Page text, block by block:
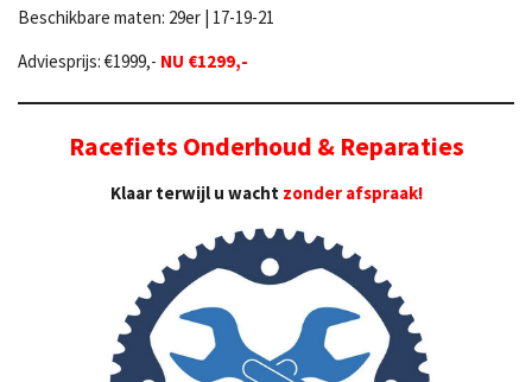
Beschikbare maten: 29er | 17-19-21
Adviesprijs:€1999,- NU €1299,-
Racefiets Onderhoud & Reparaties
Klaar terwijl u wacht zonder afspraak!